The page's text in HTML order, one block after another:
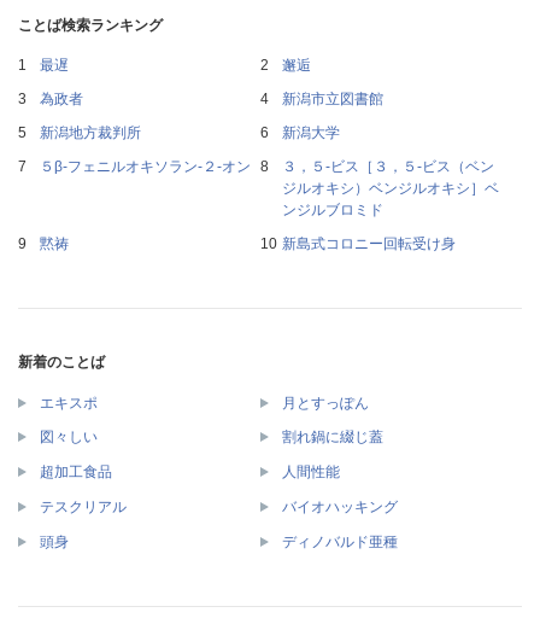
ことば検索ランキング
最遅
邂逅
為政者
新潟市立図書館
新潟地方裁判所
新潟大学
５β‐フェニルオキソラン‐２‐オン
３，５‐ビス［３，５‐ビス（ベン
ジルオキシ）ベンジルオキシ］ベ
ンジルブロミド
黙祷
新島式コロニー回転受け身
新着のことば
エキスポ 月とすっぽん
図々しい 割れ鍋に綴じ蓋
超加工食品 人間性能
テスクリアル バイオハッキング
頭身 ディノバルド亜種